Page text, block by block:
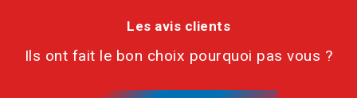
Les avis clients
Ils ont fait le bon choix pourquoi pas vous ?